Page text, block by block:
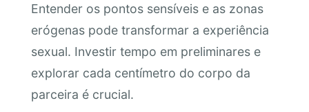
Entender os pontos sensíveis e as zonas
erógenas pode transformar a experiência
sexual. Investir tempo em preliminares e
explorar cada centímetro do corpo da
parceira é crucial.